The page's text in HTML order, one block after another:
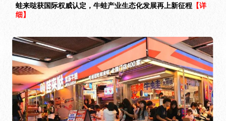
蛙来哒获国际权威认定，牛蛙产业生态化发展再上新征程 【详
细】